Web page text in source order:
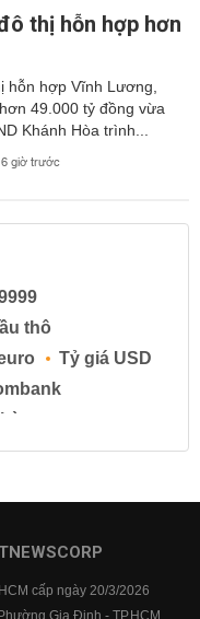
thị hỗn hợp hơn
hỗn hợp Vĩnh Lương,
49.000 tỷ đồng vừa
Khánh Hòa trình...
giờ trước
thô
Tỷ giá USD
gửi
cấp ngày 20/3/2026